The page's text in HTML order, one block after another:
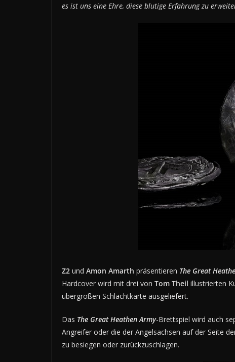
es ist uns eine Ehre, diese blutige Erfahrung zu
Z2 und Amon Amarth präsentieren The Great
Hardcover wird mit drei von Tom Theil illustrierten
übergroßen Schlachtkarte ausgeliefert.
Das The Great Heathen Army-Brettspiel wird auch
Angreifer oder die der Angelsachsen auf der Seite
zu besiegen oder zurückzuschlagen.